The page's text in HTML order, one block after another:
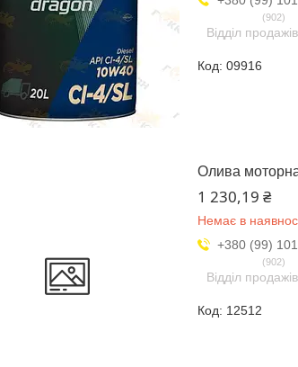
902
Відділ
09916
Олива
1 230,19 ₴
Немає в
+380 (99)
902
Відділ
12512